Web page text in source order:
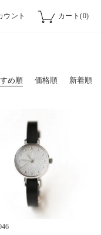
ウント カート(0)
め順 価格順 新着順